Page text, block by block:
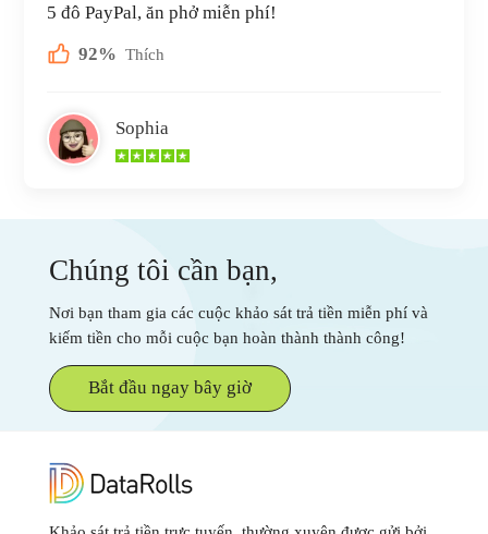
5 đô PayPal, ăn phở miễn phí!
92% Thích
Sophia
Chúng tôi cần bạn,
Nơi bạn tham gia các cuộc khảo sát trả tiền miễn phí và
kiếm tiền cho mỗi cuộc bạn hoàn thành thành công!
Bắt đầu ngay bây giờ